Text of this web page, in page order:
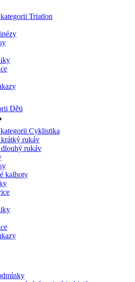
Děti
Cyklistika
rukáv
kalhoty
osobních údajů
místa
- cookies